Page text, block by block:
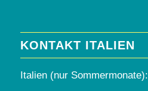
KONTAKT ITALIEN
Italien (nur Sommermonate):